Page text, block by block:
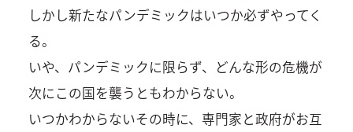
しかし新たなパンデミックはいつか必ずやってく
る。
いや、パンデミックに限らず、どんな形の危機が
次にこの国を襲うともわからない。
いつかわからないその時に、専門家と政府がお互